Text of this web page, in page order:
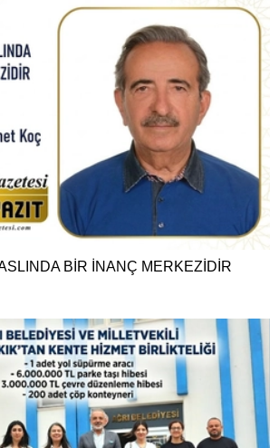
BİR İNANÇ MERKEZİDİR